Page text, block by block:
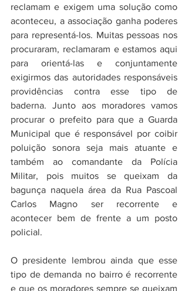
reclamam e exigem uma solução como
aconteceu, a associação ganha poderes
para representá-los. Muitas pessoas nos
procuraram, reclamaram e estamos aqui
para orientá-las e conjuntamente
exigirmos das autoridades responsáveis
providências contra esse tipo de
baderna. Junto aos moradores vamos
procurar o prefeito para que a Guarda
Municipal que é responsável por coibir
poluição sonora seja mais atuante e
também ao comandante da Polícia
Militar, pois muitos se queixam da
bagunça naquela área da Rua Pascoal
Carlos Magno ser recorrente e
acontecer bem de frente a um posto
policial.
O presidente lembrou ainda que esse
tipo de demanda no bairro é recorrente
e que os moradores sempre se queixam